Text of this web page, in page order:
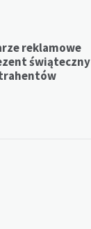
reklamowe
świąteczny